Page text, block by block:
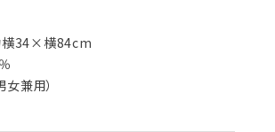
横34×横84cm
女兼用）